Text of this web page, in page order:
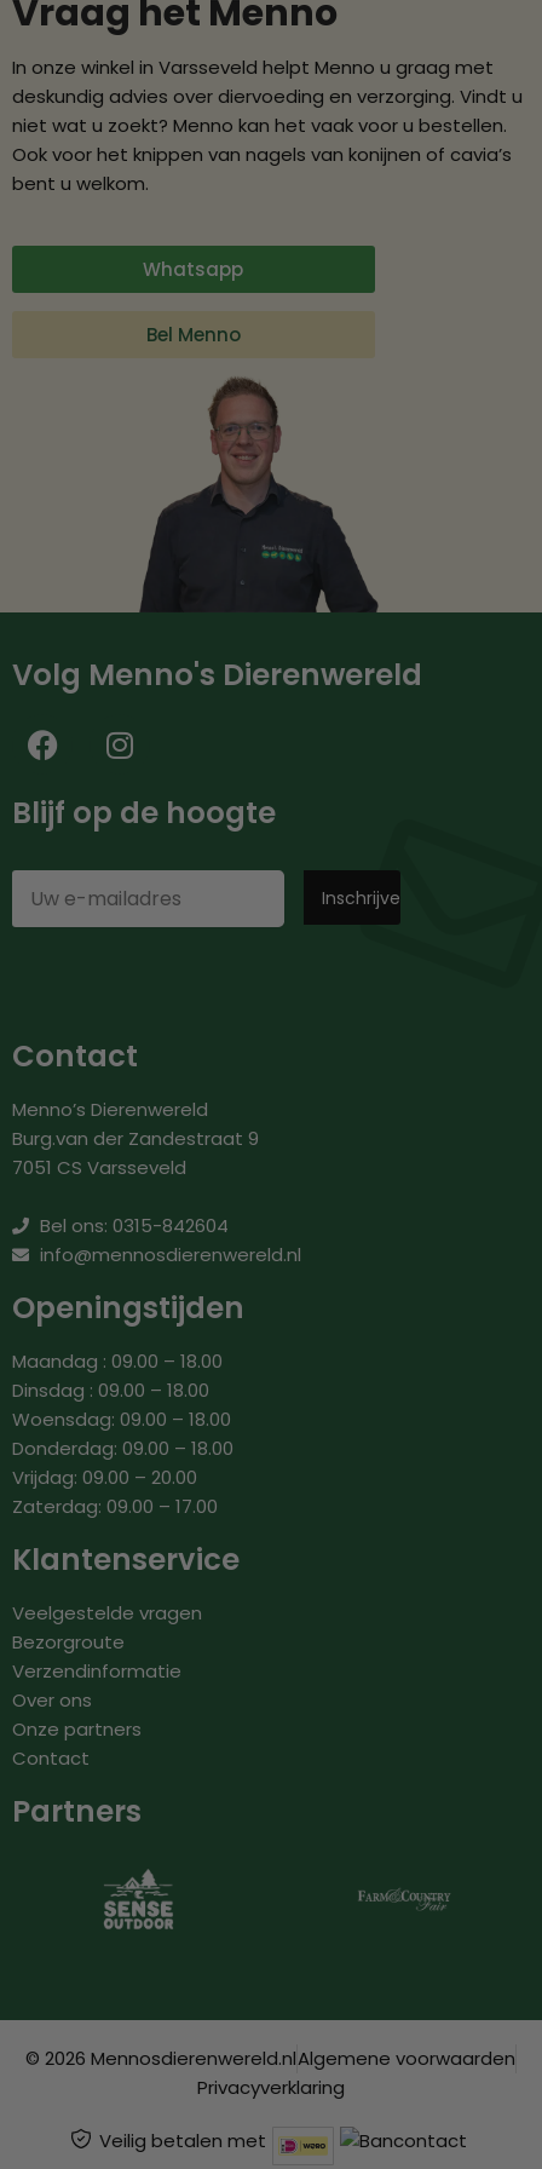
Vraag het Menno
In onze winkel in Varsseveld helpt Menno u graag met
deskundig advies over diervoeding en verzorging. Vindt u
niet wat u zoekt? Menno kan het vaak voor u bestellen.
Ook voor het knippen van nagels van konijnen of cavia’s
bent u welkom.
Whatsapp
Bel Menno
Volg Menno's Dierenwereld
Blijf op de hoogte
Contact
Menno’s Dierenwereld
Burg.van der Zandestraat 9
7051 CS Varsseveld
Bel ons: 0315-842604
info@mennosdierenwereld.nl
Openingstijden
Maandag : 09.00 – 18.00
Dinsdag : 09.00 – 18.00
Woensdag: 09.00 – 18.00
Donderdag: 09.00 – 18.00
Vrijdag: 09.00 – 20.00
Zaterdag: 09.00 – 17.00
Klantenservice
Veelgestelde vragen
Bezorgroute
Verzendinformatie
Over ons
Onze partners
Contact
Partners
© 2026 Mennosdierenwereld.nlAlgemene voorwaarden
Privacyverklaring
Veilig betalen met